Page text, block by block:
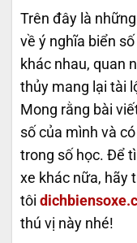
Trên đây là
về ý nghĩa biển số
khác nhau, quan
thủy mang lại tài
Mong rằng bài
số của mình và
trong số học. Để
xe khác nữa, hãy
tôi
thú vị này nhé!